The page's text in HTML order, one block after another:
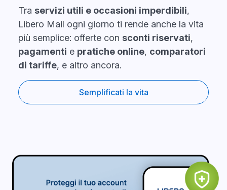
Tra servizi utili e occasioni imperdibili,
Libero Mail ogni giorno ti rende anche la vita
più semplice: offerte con sconti riservati,
pagamenti e pratiche online, comparatori
di tariffe, e altro ancora.
Semplificati la vita